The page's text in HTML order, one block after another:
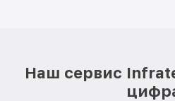
Наш сервис